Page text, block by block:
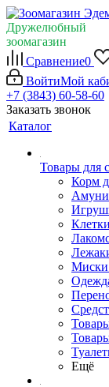
Дружелюбный
зоомагазин
Сравнение0
ВойтиМой
+7 (3843) 60-58-60
Заказать звонок
Каталог
Товары для
Корм
Миски
Ещё